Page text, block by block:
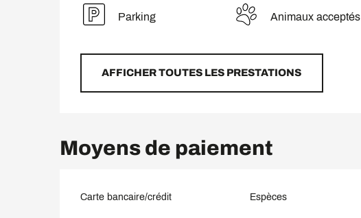
Parking Animaux acceptés
AFFICHER TOUTES LES PRESTATIONS
Moyens de paiement
Carte bancaire/crédit Espèces